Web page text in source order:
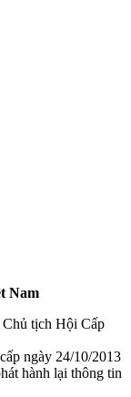
Nam
tịch Hội Cấp
ngày 24/10/2013
hành lại thông tin